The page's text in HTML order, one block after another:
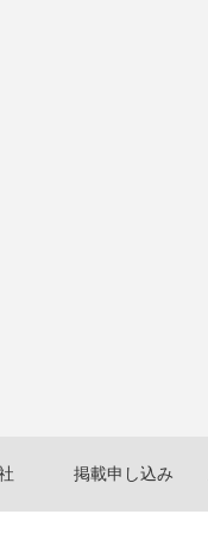
掲載申し込み